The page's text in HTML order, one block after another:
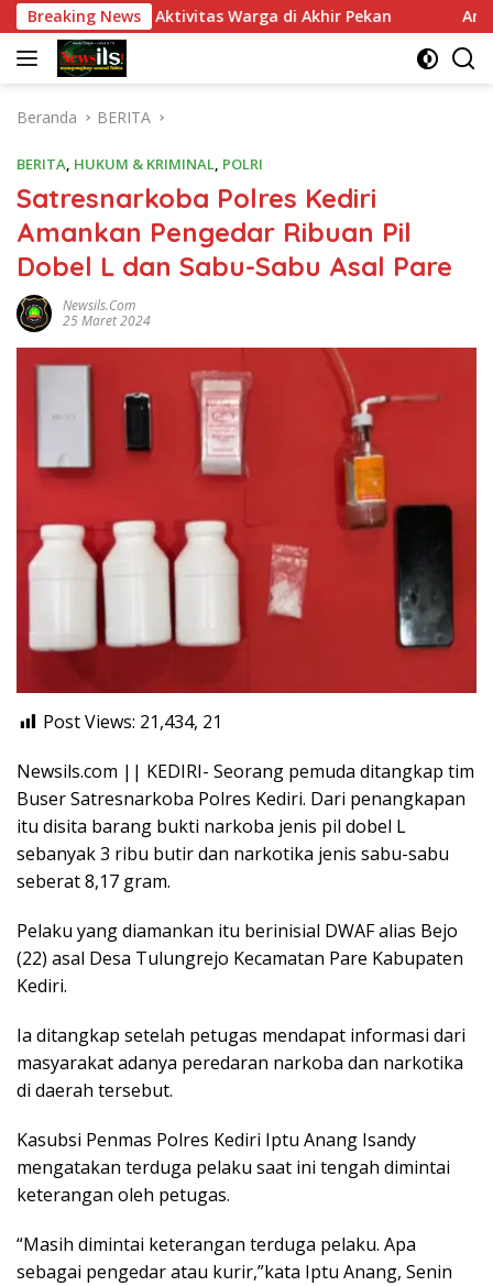
Langsung
ke
konten
Breaking News
Nyaman Aktivitas Warga di Akhir Pekan Antisipasi
Beranda BERITA
BERITA, HUKUM & KRIMINAL, POLRI
Satresnarkoba Polres Kediri
Amankan Pengedar Ribuan Pil
Dobel L dan Sabu-Sabu Asal Pare
Newsils.com
25 Maret 2024
Post Views: 21,434, 21
Newsils.com || KEDIRI- Seorang pemuda ditangkap tim
Buser Satresnarkoba Polres Kediri. Dari penangkapan
itu disita barang bukti narkoba jenis pil dobel L
sebanyak 3 ribu butir dan narkotika jenis sabu-sabu
seberat 8,17 gram.
Pelaku yang diamankan itu berinisial DWAF alias Bejo
(22) asal Desa Tulungrejo Kecamatan Pare Kabupaten
Kediri.
Ia ditangkap setelah petugas mendapat informasi dari
masyarakat adanya peredaran narkoba dan narkotika
di daerah tersebut.
Kasubsi Penmas Polres Kediri Iptu Anang Isandy
mengatakan terduga pelaku saat ini tengah dimintai
keterangan oleh petugas.
“Masih dimintai keterangan terduga pelaku. Apa
sebagai pengedar atau kurir,”kata Iptu Anang, Senin